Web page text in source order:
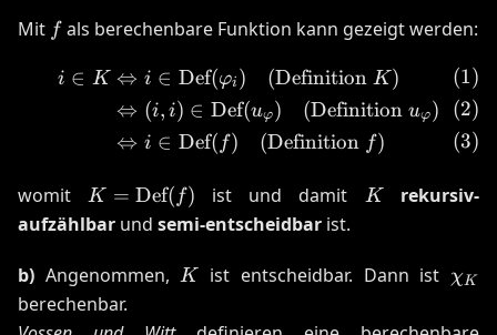
Mit ff als berechenbare Funktion kann gezeigt werden:
\begin{align} i \in K
i ∈ K ⇔ i ∈ Def(φi ) (Definition K)
⇔ (i, i) ∈ Def(uφ) (Definitionuφ)
⇔ i ∈ Def( f) (Definition f)
womitK =
\text{Def}
K = Def( f) ist und damit K
K
rekursiv-
aufzählbar und semi-entscheidbar ist.
b) Angenommen,K
K ist entscheidbar. Dann ist χK
berechenbar.